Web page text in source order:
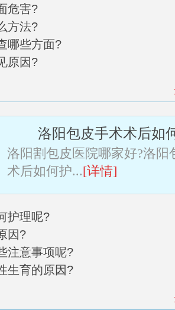
危害?
方法?
哪些方面?
原因?
洛阳包皮手术术后如
洛阳割包皮医院哪家好?洛阳
术后如何护...[详情]
护理呢?
因?
注意事项呢?
生育的原因?